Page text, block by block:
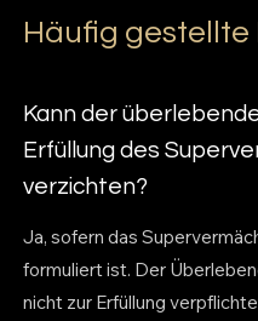
Häufig gestellte
Kann der
Erfüllung des
verzichten?
Ja, sofern das
formuliert ist. Der
nicht zur Erfüllung